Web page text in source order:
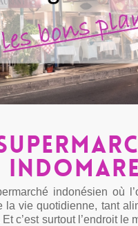
indonésien où
la vie quotidienne, tant
c’est surtout l’endroit le